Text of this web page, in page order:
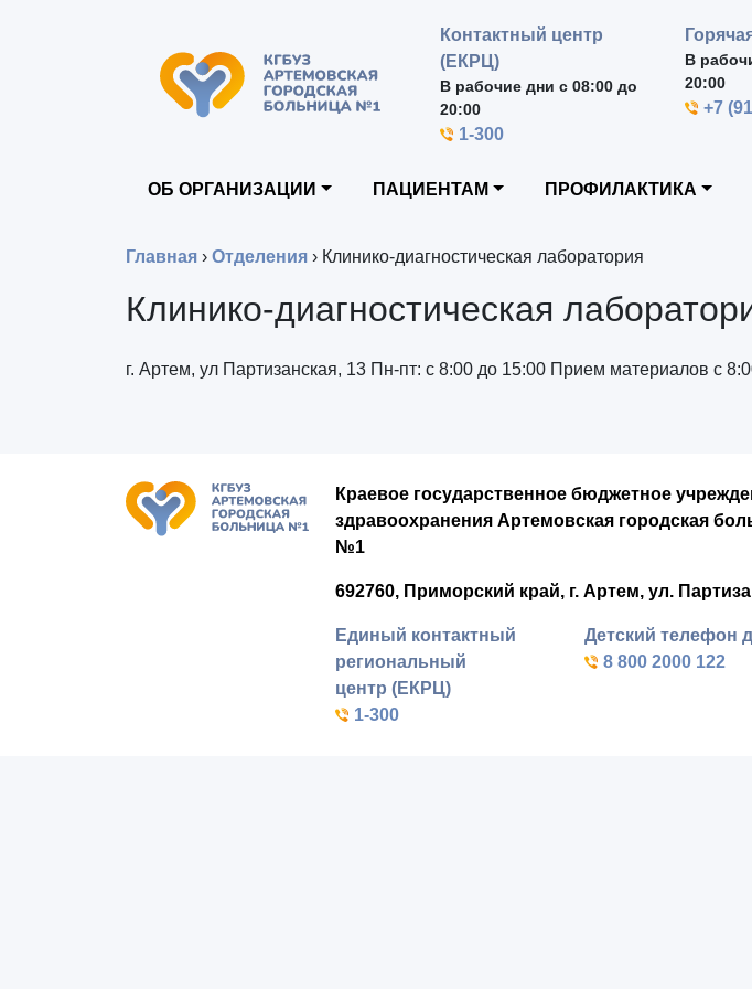
Контактный центр
(ЕКРЦ)
В рабочие дни с 08:00 до
20:00
1-300
В
20:00
+7
ОБ ОРГАНИЗАЦИИ ПАЦИЕНТАМ ПРОФИЛАКТИКА
Главная › Отделения › Клинико-диагностическая лаборатория
Клинико-диагностическая
г. Артем, ул Партизанская, 13 Пн-пт: с 8:00 до 15:00 Прием материалов с
Краевое государственное бюджетное
здравоохранения Артемовская городская
№1
692760, Приморский край, г. Артем, ул.
Единый контактный
региональный
центр (ЕКРЦ)
1-300
Детский телефон
8 800 2000 122